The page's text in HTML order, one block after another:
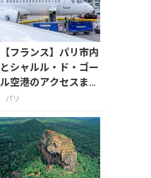
【フランス】パリ市内
とシャルル・ド・ゴー
ル空港のアクセスまと
め、2026年版
パリ